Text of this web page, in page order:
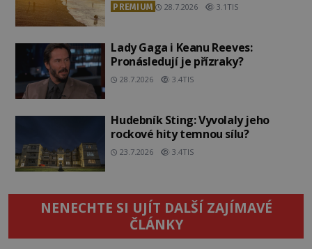
PREMIUM 28.7.2026 3.1TIS
Lady Gaga i Keanu Reeves:
Pronásledují je přízraky?
28.7.2026 3.4TIS
Hudebník Sting: Vyvolaly jeho
rockové hity temnou sílu?
23.7.2026 3.4TIS
NENECHTE SI UJÍT DALŠÍ ZAJÍMAVÉ
ČLÁNKY